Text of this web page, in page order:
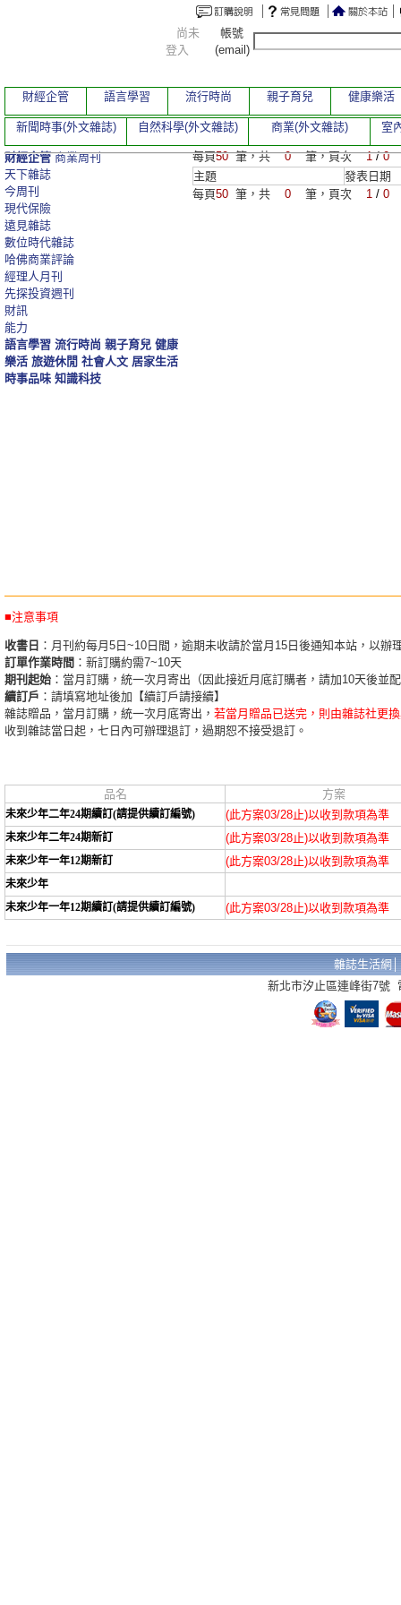
每頁50 筆，共 0 筆，頁次1/0
主題
發表日期
每頁50 筆，共 0 筆，頁次 1 / 0
財經企管 商業周刊
天下雜誌
今周刊
現代保險
遠見雜誌
數位時代雜誌
哈佛商業評論
經理人月刊
先探投資週刊
財訊
能力
語言學習 流行時尚 親子育兒 健康
樂活 旅遊休閒 社會人文 居家生活
時事品味 知識科技
尚未
登入
帳號
(email)
財經企管 語言學習 流行時尚 親子育兒 健康樂活
新聞時事(外文雜誌) 自然科學(外文雜誌) 商業(外文雜誌) 室
■注意事項
收書日 ：月刊約每月5日~10日間，逾期未收請於當月15日後通知本站，以辦
訂單作業時間 ：新訂購約需7~10天
期刊起始 ：當月訂購，統一次月寄出（因此接近月底訂購者，請加10天後並
續訂戶 ：請填寫地址後加【續訂戶請接續】
雜誌贈品，當月訂購，統一次月底寄出， 若當月贈品已送完，則由雜誌社更
收到雜誌當日起，七日內可辦理退訂，過期恕不接受退訂。
品名 方案
未來少年二年24期續訂(請提供續訂編號) (此方案03/28止)以收到款項為準
未來少年二年24期新訂 (此方案03/28止)以收到款項為準
未來少年一年12期新訂 (此方案03/28止)以收到款項為準
未來少年
未來少年一年12期續訂(請提供續訂編號)
(此方案03/28止)以收到款項為準
雜誌生活網
新北市汐止區連峰街7號